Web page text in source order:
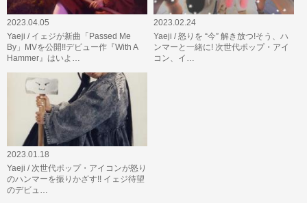
2023.04.05
Yaeji / イェジが新曲「Passed Me
By」MVを公開!!デビュー作『With A
Hammer』はいよ…
2023.02.24
Yaeji / 怒りを “今” 解き放つ!そう、ハ
ンマーと一緒に! 次世代ポップ・アイ
コン、イ…
2023.01.18
Yaeji / 次世代ポップ・アイコンが怒り
のハンマーを振りかざす!! イェジ待望
のデビュ…